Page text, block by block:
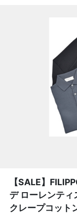
【SALE】
デ ローレンティ
クレープコット